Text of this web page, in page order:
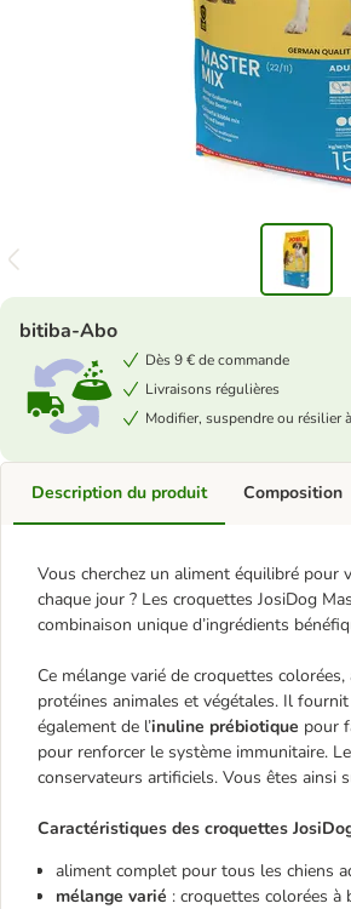
bitiba-Abo
Dès 9 € de commande
Livraisons régulières
Modifier, suspendre ou résilier
Description du produit
Vous cherchez un aliment équilibré
chaque jour ? Les croquettes JosiDog
combinaison unique d’ingrédients
Ce mélange varié de croquettes
protéines animales et végétales. Il
également de l’inuline prébiotique pour
pour renforcer le système immunitaire.
conservateurs artificiels. Vous êtes ainsi
Caractéristiques des croquettes
aliment complet pour tous les chiens
mélange varié : croquettes colorées à
Composition